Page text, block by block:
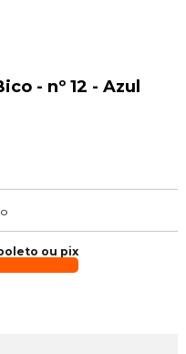
- nº 12 - Azul
ou pix